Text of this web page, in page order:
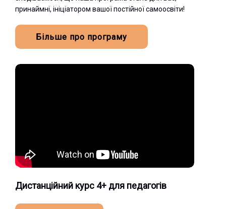
принаймні, ініціатором вашої постійної самоосвіти!
Більше про програму
Дистанційний курс 4+ для педагогів